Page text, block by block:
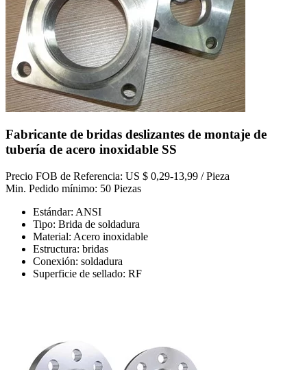
Fabricante de bridas deslizantes de montaje de
tubería de acero inoxidable SS
Precio FOB de Referencia: US $ 0,29-13,99 / Pieza
Min. Pedido mínimo: 50 Piezas
Estándar: ANSI
Tipo: Brida de soldadura
Material: Acero inoxidable
Estructura: bridas
Conexión: soldadura
Superficie de sellado: RF